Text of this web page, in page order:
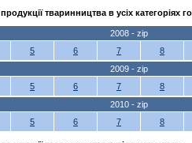
тваринництва в усіх категоріях
2008 - zip
5 6 7
8
2009 - zip
5 6 7
8
2010 - zip
5 6 7 8